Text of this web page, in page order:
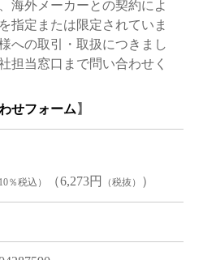
海外メーカーとの契約によ
指定または限定されていま
への取引・取扱につきまし
担当窓口まで問い合わせく
せフォーム 】
10％税込） （6,273円 （税抜） ）